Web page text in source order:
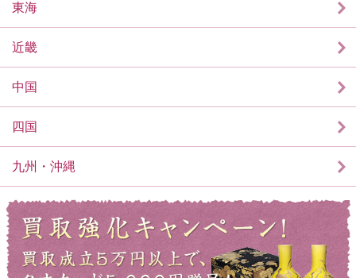
東海
近畿
中国
四国
九州・沖縄